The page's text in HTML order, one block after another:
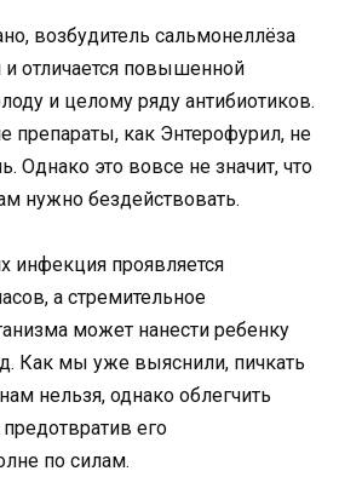
возбудитель сальмонеллёза
отличается повышенной
и целому ряду антибиотиков.
препараты, как Энтерофурил, не
Однако это вовсе не значит, что
нужно бездействовать.
инфекция проявляется
а стремительное
может нанести ребенку
Как мы уже выяснили, пичкать
нельзя, однако облегчить
его
по силам.